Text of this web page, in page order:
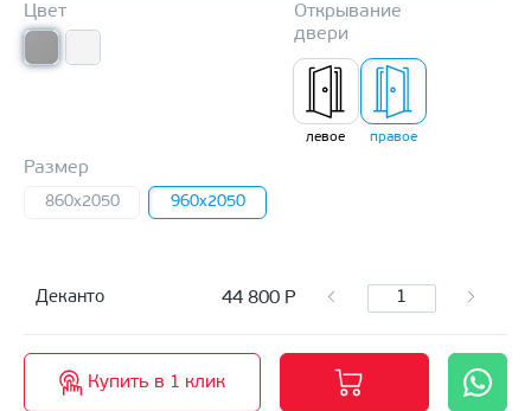
Цвет
Открывание
двери
левое правое
Размер
860x2050 960x2050
Деканто 44 800 Р
Купить в 1 клик